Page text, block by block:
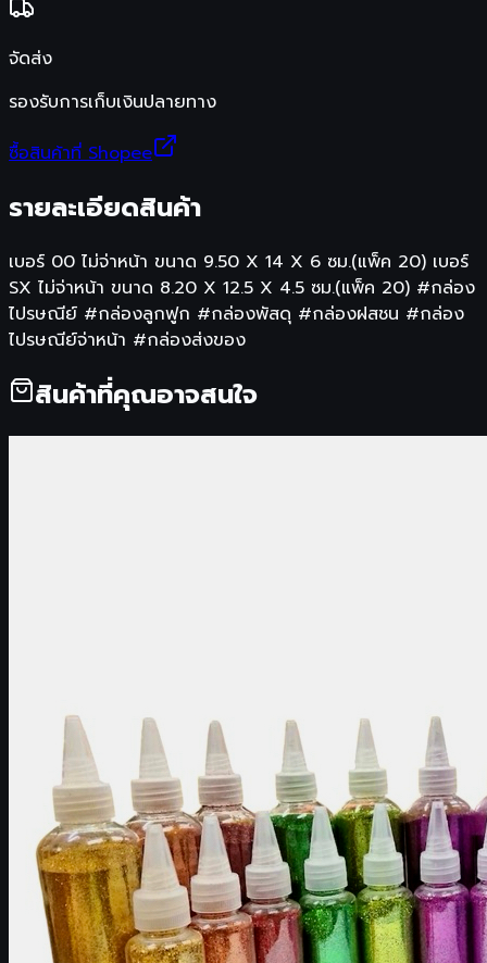
จัดส่ง
รองรับการเก็บเงินปลายทาง
ซื้อสินค้าที่ Shopee
รายละเอียดสินค้า
เบอร์ 00 ไม่จ่าหน้า ขนาด 9.50 X 14 X 6 ซม.(แพ็ค 20) เบอร์
SX ไม่จ่าหน้า ขนาด 8.20 X 12.5 X 4.5 ซม.(แพ็ค 20) #กล่อง
ไปรษณีย์ #กล่องลูกฟูก #กล่องพัสดุ #กล่องฝสชน #กล่อง
ไปรษณีย์จ่าหน้า #กล่องส่งของ
สินค้าที่คุณอาจสนใจ